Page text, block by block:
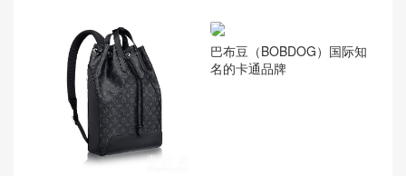
巴布豆（BOBDOG）国际知
名的卡通品牌